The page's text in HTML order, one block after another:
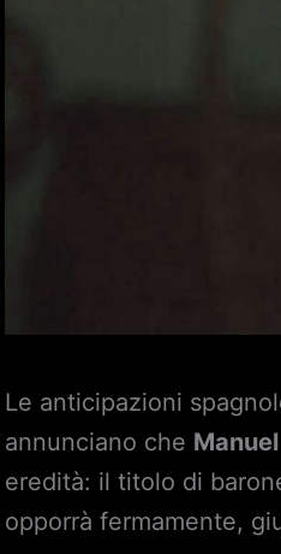
Le anticipazioni
annunciano che Manuel
eredità: il titolo di
opporrà fermamente,